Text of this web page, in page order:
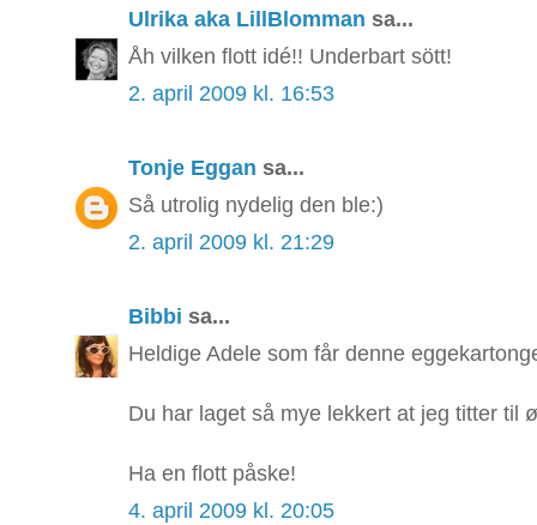
Ulrika aka LillBlomman sa...
Åh vilken flott idé!! Underbart sött!
2. april 2009 kl. 16:53
Tonje Eggan sa...
Så utrolig nydelig den ble:)
2. april 2009 kl. 21:29
Bibbi sa...
Heldige Adele som får denne
Du har laget så mye lekkert at jeg titter til
Ha en flott påske!
4. april 2009 kl. 20:05